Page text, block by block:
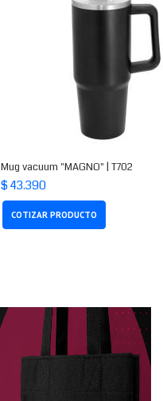
Mug vacuum "MAGNO" | T702
$ 43.390
COTIZAR PRODUCTO